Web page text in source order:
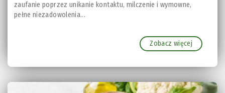
zaufanie poprzez unikanie kontaktu, milczenie i wymowne,
pełne niezadowolenia...
Zobacz więcej